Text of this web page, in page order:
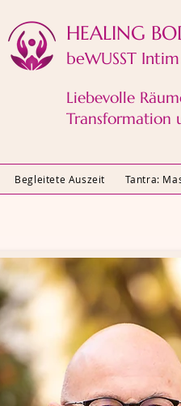
HEALING
beWUSST Intim
Liebevolle
Transformation
Begleitete Auszeit Tantra: